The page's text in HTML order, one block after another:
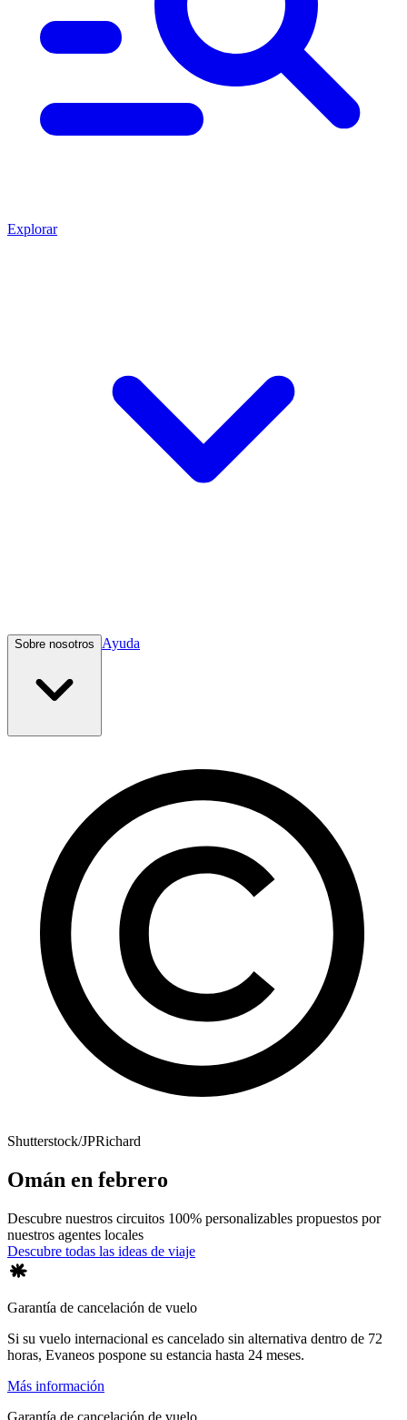
Explorar
Sobre nosotros Ayuda
Shutterstock/JPRichard
Omán en febrero
Descubre nuestros circuitos 100% personalizables propuestos por
nuestros agentes locales
Descubre todas las ideas de viaje
Garantía de cancelación de vuelo
Si su vuelo internacional es cancelado sin alternativa dentro de 72
horas, Evaneos pospone su estancia hasta 24 meses.
Más información